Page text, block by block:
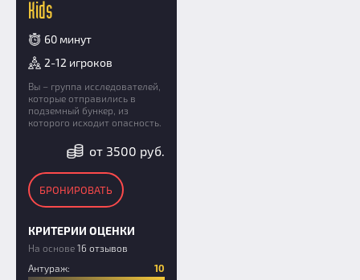
Kids
60 минут
2-12 игроков
Вы – группа исследователей,
которые отправились в
подземный бункер, из
которого исходит опасность.
от 3500 руб.
БРОНИРОВАТЬ
КРИТЕРИИ ОЦЕНКИ
На основе 16 отзывов
Антураж:
10